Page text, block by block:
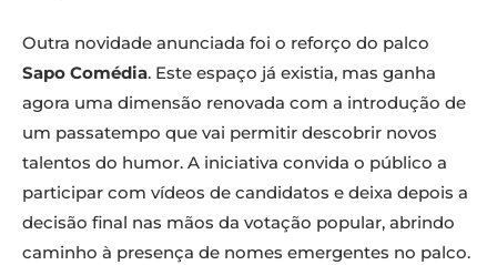
Outra novidade anunciada foi o reforço do palco
Sapo Comédia. Este espaço já existia, mas ganha
agora uma dimensão renovada com a introdução de
um passatempo que vai permitir descobrir novos
talentos do humor. A iniciativa convida o público a
participar com vídeos de candidatos e deixa depois a
decisão final nas mãos da votação popular, abrindo
caminho à presença de nomes emergentes no palco.